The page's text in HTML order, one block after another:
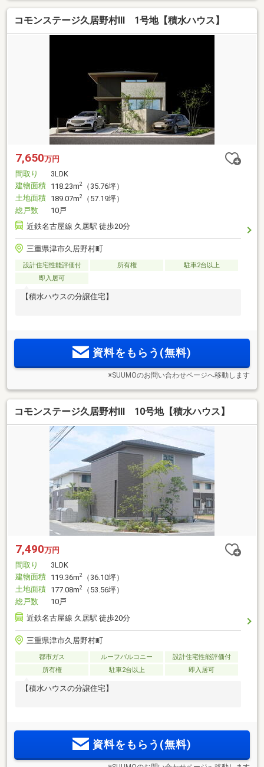
コモンステージ久居野村Ⅲ 1号地【積水ハウス】
7,650万円
間取り
3LDK
建物面積 118.23m2
（35.76坪）
土地面積 189.07m2
（57.19坪）
総戸数
10戸
近鉄名古屋線 久居駅 徒歩20分
三重県津市久居野村町
設計住宅性能評価付 所有権
駐車2台以上
即入居可
【積水ハウスの分譲住宅】
資料をもらう(無料)
※SUUMOのお問い合わせページへ移動します
コモンステージ久居野村Ⅲ 10号地【積水ハウス】
7,490万円
間取り
3LDK
建物面積 119.36m2
（36.10坪）
土地面積 177.08m2
（53.56坪）
総戸数
10戸
近鉄名古屋線 久居駅 徒歩20分
三重県津市久居野村町
都市ガス ルーフバルコニー
設計住宅性能評価付
所有権
駐車2台以上 即入居可
【積水ハウスの分譲住宅】
資料をもらう(無料)